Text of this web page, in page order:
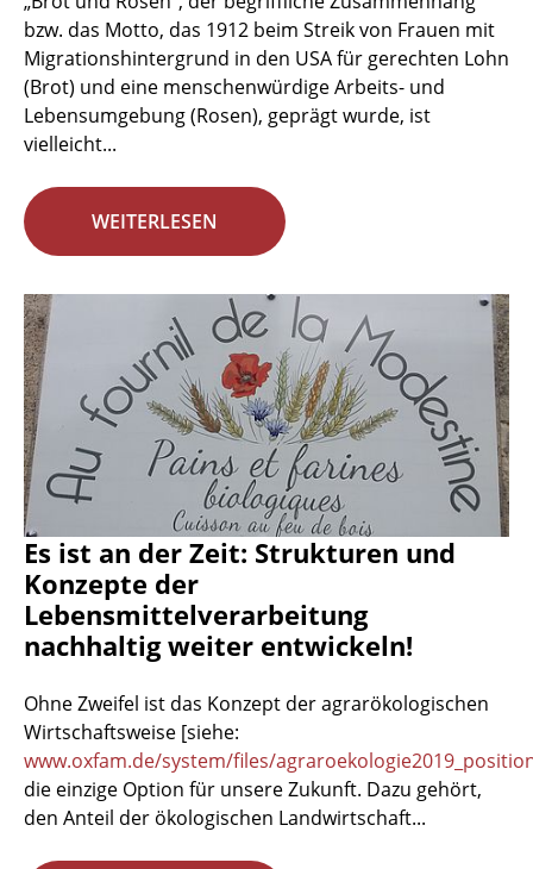
bzw. das Motto, das 1912 beim Streik von Frauen mit
Migrationshintergrund in den USA für gerechten Lohn
(Brot) und eine menschenwürdige Arbeits- und
Lebensumgebung (Rosen), geprägt wurde, ist
vielleicht...
WEITERLESEN
Es ist an der Zeit: Strukturen und
Konzepte der
Lebensmittelverarbeitung
nachhaltig weiter entwickeln!
Ohne Zweifel ist das Konzept der agrarökologischen
Wirtschaftsweise [siehe:
www.oxfam.de/system/files/
die einzige Option für unsere Zukunft. Dazu gehört,
den Anteil der ökologischen Landwirtschaft...